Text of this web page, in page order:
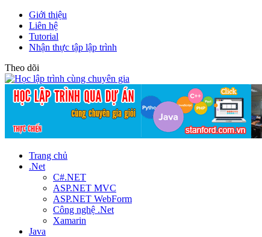
Giới thiệu
Liên hệ
Tutorial
Nhận thực tập lập trình
Theo dõi
Trang chủ
.Net
C#.NET
ASP.NET MVC
ASP.NET WebForm
Công nghệ .Net
Xamarin
Java